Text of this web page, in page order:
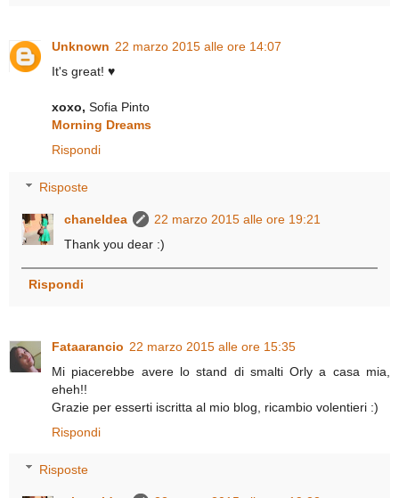
Unknown 22 marzo 2015 alle ore 14:07
It's great! ♥
xoxo, Sofia Pinto
Morning Dreams
Rispondi
Risposte
chaneldea
22 marzo 2015 alle ore 19:21
Thank you dear :)
Rispondi
Fataarancio 22 marzo 2015 alle ore 15:35
Mi piacerebbe avere lo stand di smalti Orly a casa mia,
eheh!!
Grazie per esserti iscritta al mio blog, ricambio volentieri :)
Rispondi
Risposte